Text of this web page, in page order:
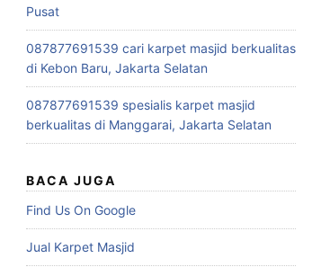
Pusat
087877691539 cari karpet masjid berkualitas
di Kebon Baru, Jakarta Selatan
087877691539 spesialis karpet masjid
berkualitas di Manggarai, Jakarta Selatan
BACA JUGA
Find Us On Google
Jual Karpet Masjid